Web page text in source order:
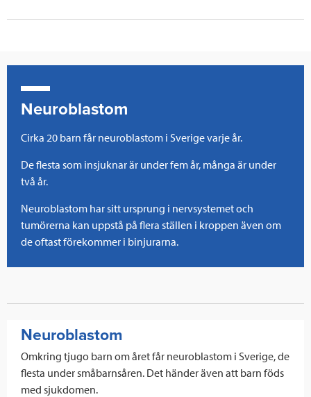
b
o
k
t
e
n
Neuroblastom
Cirka 20 barn får neuroblastom i Sverige varje år.
De flesta som insjuknar är under fem år, många är under
två år.
Neuroblastom har sitt ursprung i nervsystemet och
tumörerna kan uppstå på flera ställen i kroppen även om
de oftast förekommer i binjurarna.
Neuroblastom
Omkring tjugo barn om året får neuroblastom i Sverige, de
flesta under småbarnsåren. Det händer även att barn föds
med sjukdomen.
Läs mer